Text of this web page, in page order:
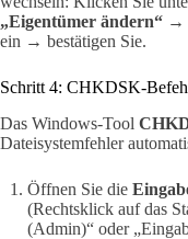
„Eigentümer ändern“ →
ein → bestätigen Sie.
Schritt 4: CHKDSK-
Das Windows-Tool
Dateisystemfehler
Öffnen Sie die
(Rechtsklick auf das
(Admin)“ oder